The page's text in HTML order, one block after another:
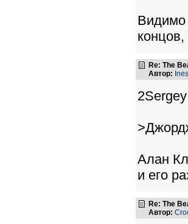
Видимо
концов,
Re: The
Автор:
Алан
и его
Re: The
Автор: